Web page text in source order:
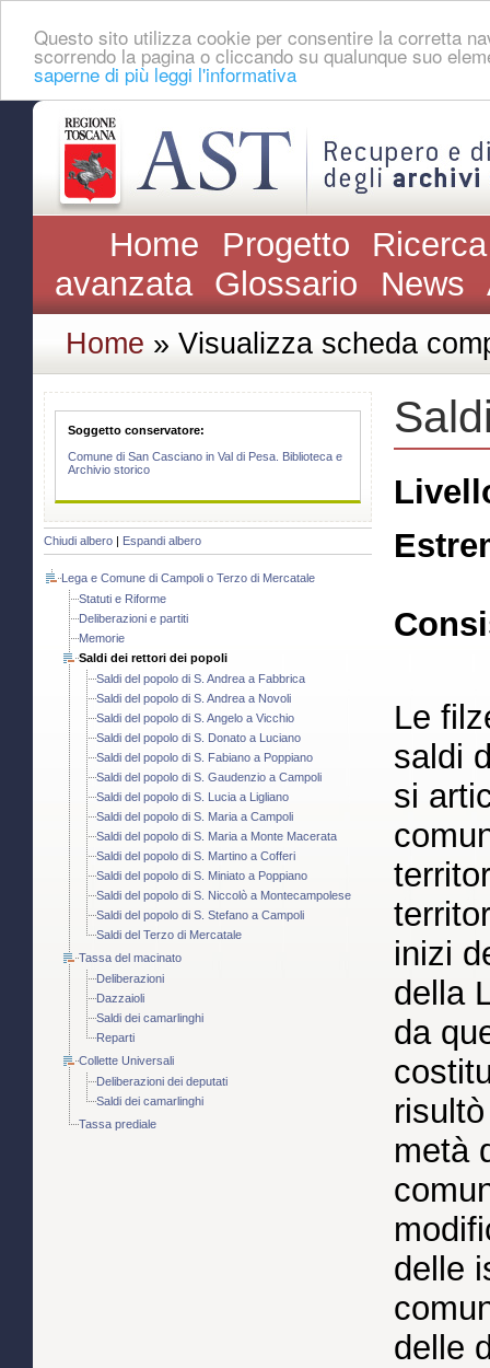
Questo sito utilizza cookie per consentire la corretta
scorrendo la pagina o cliccando su qualunque suo
saperne di più leggi l'informativa
Home Progetto
avanzata Glossario News
Home » Visualizza scheda
Soggetto conservatore:
Comune di San Casciano in Val di Pesa. Biblioteca e
Archivio storico
Chiudi albero Espandi albero
Lega e Comune di Campoli o Terzo di Mercatale
Statuti e Riforme
Deliberazioni e partiti
Memorie
Saldi dei rettori dei popoli
Saldi del popolo di S. Andrea a Fabbrica
Saldi del popolo di S. Andrea a Novoli
Saldi del popolo di S. Angelo a Vicchio
Saldi del popolo di S. Donato a Luciano
Saldi del popolo di S. Fabiano a Poppiano
Saldi del popolo di S. Gaudenzio a Campoli
Saldi del popolo di S. Lucia a Ligliano
Saldi del popolo di S. Maria a Campoli
Saldi del popolo di S. Maria a Monte Macerata
Saldi del popolo di S. Martino a Cofferi
Saldi del popolo di S. Miniato a Poppiano
Saldi del popolo di S. Niccolò a Montecampolese
Saldi del popolo di S. Stefano a Campoli
Saldi del Terzo di Mercatale
Tassa del macinato
Deliberazioni
Dazzaioli
Saldi dei camarlinghi
Reparti
Collette Universali
Deliberazioni dei deputati
Saldi dei camarlinghi
Tassa prediale
Le
saldi
si
inizi
della
da
metà
delle
delle